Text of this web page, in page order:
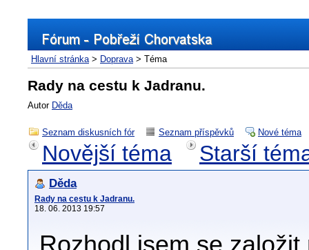
Hlavní stránka> Doprava> Téma
Rady na cestu k Jadranu.
Autor Děda
Seznam diskusních fór Seznam příspěvků Nové téma
Novější téma Starší
Děda
Rady na cestu k Jadranu.
18. 06. 2013 19:57
Rozhodl jsem se